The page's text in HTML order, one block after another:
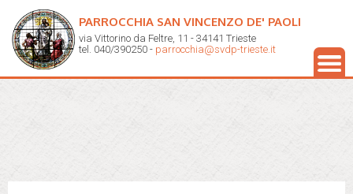
PARROCCHIA SAN VINCENZO DE' PAOLI
via Vittorino da Feltre, 11 - 34141 Trieste
tel. 040/390250 - parrocchia@svdp-trieste.it